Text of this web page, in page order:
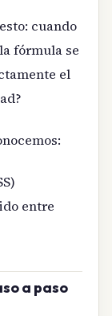
cuando
la fórmula se
el
entre
a paso